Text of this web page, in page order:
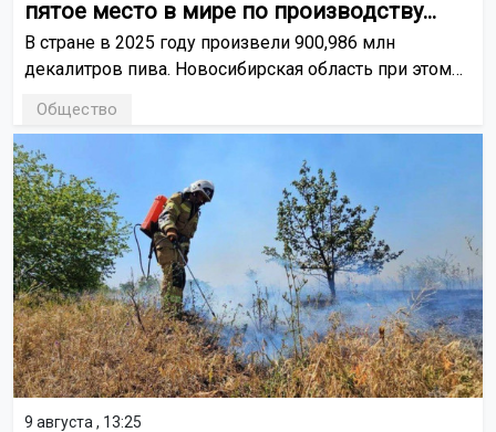
пятое место в мире по производству
пива
В стране в 2025 году произвели 900,986 млн
декалитров пива. Новосибирская область при этом
производства этого напитка, уступая только
Ульяновской и Московской областям.
Общество
9 августа , 13:25